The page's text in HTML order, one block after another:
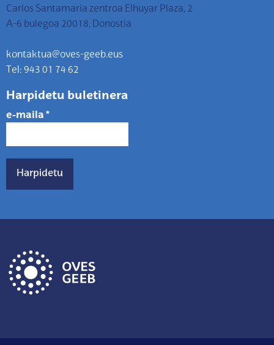
Carlos Santamaria zentroa Elhuyar Plaza, 2
A-6 bulegoa 20018, Donostia
kontaktua@oves-geeb.eus
Tel: 943 01 74 62
Harpidetu buletinera
e-maila *